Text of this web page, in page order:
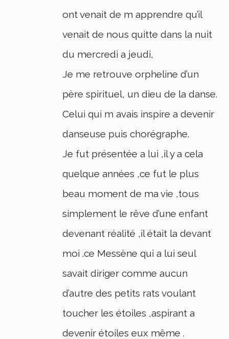
ont venait de m apprendre qu’il
venait de nous quitte dans la nuit
du mercredi a jeudi,
Je me retrouve orpheline d’un
père spirituel, un dieu de la danse.
Celui qui m avais inspire a devenir
danseuse puis chorégraphe.
Je fut présentée a lui ,il y a cela
quelque années ,ce fut le plus
beau moment de ma vie ,tous
simplement le rêve d’une enfant
devenant réalité ,il était la devant
moi .ce Messène qui a lui seul
savait diriger comme aucun
d’autre des petits rats voulant
toucher les étoiles ,aspirant a
devenir étoiles eux même .